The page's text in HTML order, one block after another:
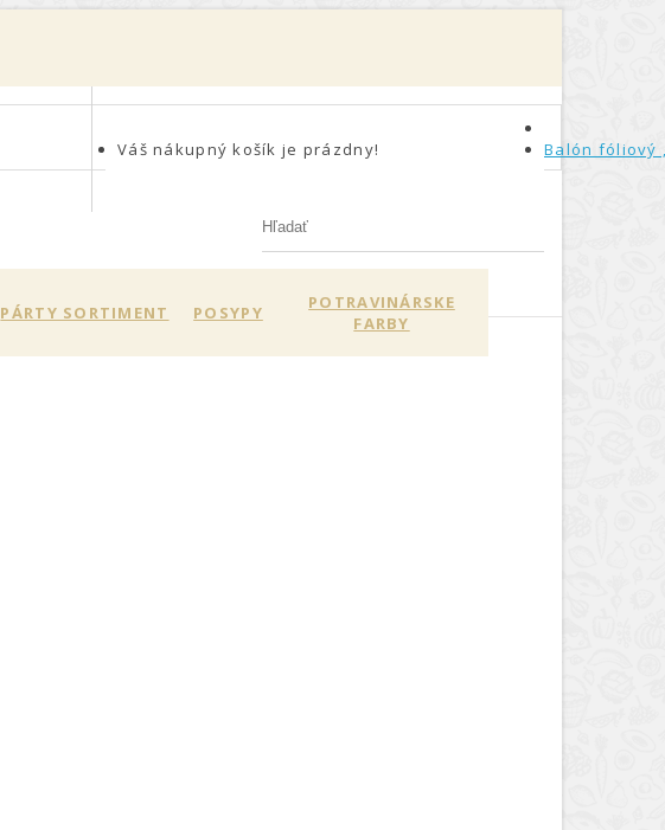
Váš nákupný košík je prázdny!
PÁRTY SORTIMENT POSYPY
POTRAVINÁRSKE
FARBY
Balón fóliový